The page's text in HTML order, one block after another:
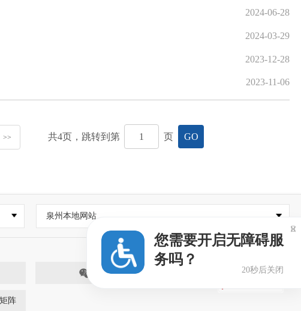
2024-06-28
2024-03-29
2023-12-28
2023-11-06
>> 共4页，跳转到第 页 GO
泉州本地网站
微信
阵
您需要开启无障碍服
务吗？
20秒后关闭
